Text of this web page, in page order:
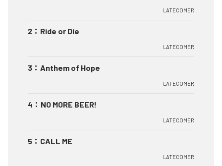
LATECOMER
2 ： Ride or Die
LATECOMER
3 ： Anthem of Hope
LATECOMER
4 ： NO MORE BEER!
LATECOMER
5 ： CALL ME
LATECOMER